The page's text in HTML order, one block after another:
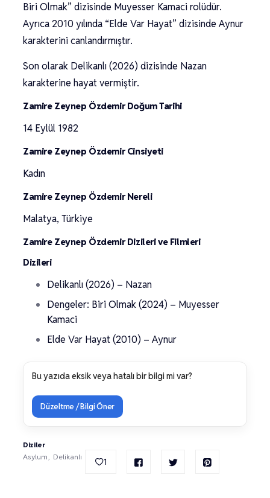
Biri Olmak” dizisinde Muyesser Kamaci rolüdür.
Ayrıca 2010 yılında “Elde Var Hayat” dizisinde Aynur
karakterini canlandırmıştır.
Son olarak Delikanlı (2026) dizisinde Nazan
karakterine hayat vermiştir.
Zamire Zeynep Özdemir Doğum Tarihi
14 Eylül 1982
Zamire Zeynep Özdemir Cinsiyeti
Kadın
Zamire Zeynep Özdemir Nereli
Malatya, Türkiye
Zamire Zeynep Özdemir Dizileri ve Filmleri
Dizileri
Delikanlı (2026) – Nazan
Dengeler: Biri Olmak (2024) – Muyesser
Kamaci
Elde Var Hayat (2010) – Aynur
Bu yazıda eksik veya hatalı bir bilgi mi var?
Düzeltme / Bilgi Öner
Diziler
Asylum
Delikanlı 1